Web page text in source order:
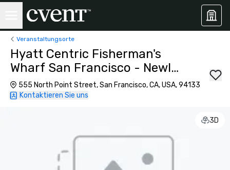
Veranstaltungsorte
Hyatt Centric Fisherman's
Wharf San Francisco - Newly
Renovated
555 North Point Street, San Francisco, CA, USA, 94133
Kontaktieren Sie uns
3D